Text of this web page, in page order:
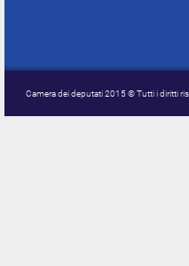
Camera dei deputati 2015 © Tutti i diritti